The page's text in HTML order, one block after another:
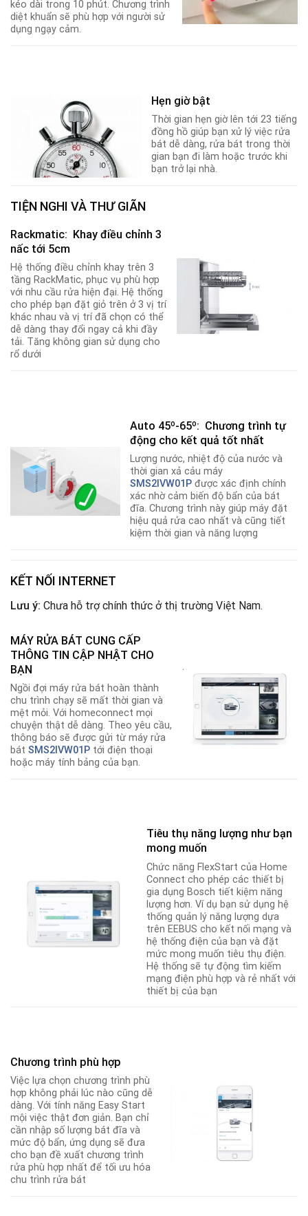
kéo dài trong 10 phút. Chương trình
diệt khuẩn sẽ phù hợp với người sử
dụng ngạy cảm.
Hẹn giờ bật
Thời gian hẹn giờ lên tới 23 tiếng
đồng hồ giúp bạn xử lý việc rửa
bát dễ dàng, rửa bát trong thời
gian bạn đi làm hoặc trước khi
bạn trở lại nhà.
TIỆN NGHI VÀ THƯ GIÃN
Rackmatic: Khay điều chỉnh 3
nấc tới 5cm
Hệ thống điều chỉnh khay trên 3
tầng RackMatic, phục vụ phù hợp
với nhu cầu rửa hiện đại. Hệ thống
cho phép bạn đặt giỏ trên ở 3 vị trí
khác nhau và vị trí đã chọn có thể
dễ dàng thay đổi ngay cả khi đầy
tải. Tăng không gian sử dụng cho
rổ dưới
Auto 45º-65º: Chương trình tự
động cho kết quả tốt nhất
Lượng nước, nhiệt độ của nước và
thời gian xả cảu máy
SMS2IVW01P được xác định chính
xác nhờ cảm biến độ bẩn của bát
đĩa. Chương trình này giúp máy đặt
hiệu quả rửa cao nhất và cũng tiết
kiệm thời gian và năng lượng
KẾT NỐI INTERNET
Lưu ý: Chưa hỗ trợ chính thức ở thị trường Việt Nam.
MÁY RỬA BÁT CUNG CẤP
THÔNG TIN CẬP NHẬT CHO
BẠN
Ngồi đợi máy rửa bát hoàn thành
chu trình chạy sẽ mất thời gian và
mệt mỏi. Với homeconnect mọi
chuyện thật dễ dàng. Theo yêu cầu,
thông báo sẽ được gửi từ máy rửa
bát SMS2IVW01P tới điện thoại
hoặc máy tính bảng của bạn.
.
Tiêu thụ năng lượng như bạn
mong muốn
Chức năng FlexStart của Home
Connect cho phép các thiết bị
gia dụng Bosch tiết kiệm năng
lượng hơn. Ví dụ bạn sử dụng hệ
thống quản lý năng lượng dựa
trên EEBUS cho kết nối mạng và
hệ thống điện của bạn và đặt
mức mong muốn tiêu thụ điện.
Hệ thống sẽ tự động tìm kiếm
mạng điện phù hợp và rẻ nhất với
thiết bị của bạn
Chương trình phù hợp
Việc lựa chọn chương trình phù
hợp không phải lúc nào cũng dễ
dàng. Với tính năng Easy Start
mội việc thật đơn giản. Bạn chỉ
cần nhập số lượng bát đĩa và
mức độ bẩn, ứng dụng sẽ đưa
cho bạn đề xuất chương trình
rửa phù hợp nhất để tối ưu hóa
chu trình rửa bát